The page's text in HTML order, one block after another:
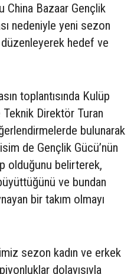
China Bazaar Gençlik
nedeniyle yeni sezon
düzenleyerek hedef ve
toplantısında Kulüp
Teknik Direktör Turan
bulunarak
de Gençlik Gücü’nün
olduğunu belirterek,
ve bundan
bir takım olmayı
sezon kadın ve erkek
dolayısıyla